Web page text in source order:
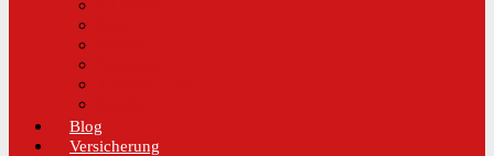
Blog
Versicherung